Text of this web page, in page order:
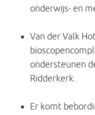
onderwijs- en
Van der Valk
ondersteunen
Ridderkerk.
Er komt